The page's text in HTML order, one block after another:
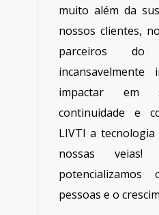
muito além da
nossos clientes,
parceiros do
incansavelmente
impactar em
continuidade e
LIVTI a
nossas
potencializamos
pessoas e o